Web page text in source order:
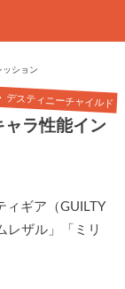
ッション
デスティニーチャイルド
ャラ性能イン
ギア（GUILTY
レザル」「ミリ